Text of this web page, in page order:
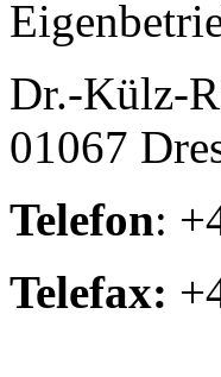
Dr.-Külz-
01067
Telefon:
Telefax: